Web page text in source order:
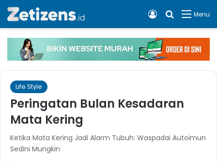
Menu
Cari apa,
Log In
Life Style
Peringatan Bulan Kesadaran
Mata Kering
Ketika Mata Kering Jadi Alarm Tubuh: Waspadai Autoimun
Sedini Mungkin